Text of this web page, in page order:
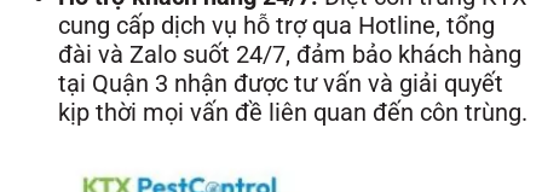
cung cấp dịch vụ hỗ trợ qua Hotline, tổng
đài và Zalo suốt 24/7, đảm bảo khách hàng
tại Quận 3 nhận được tư vấn và giải quyết
kịp thời mọi vấn đề liên quan đến côn trùng.